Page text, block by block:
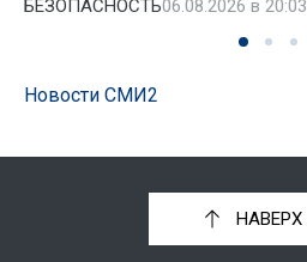
БЕЗОПАСНОСТЬ06.08.2026 в 20:03
Новости СМИ2
НАВЕРХ